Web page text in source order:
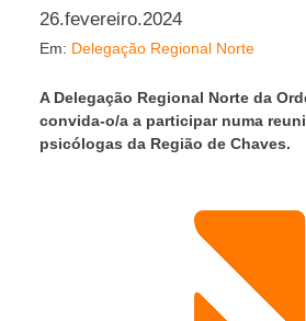
26.fevereiro.2024
Em: Delegação Regional Norte
A Delegação Regional Norte da
convida-o/a a participar numa
psicólogas da Região de Chaves.